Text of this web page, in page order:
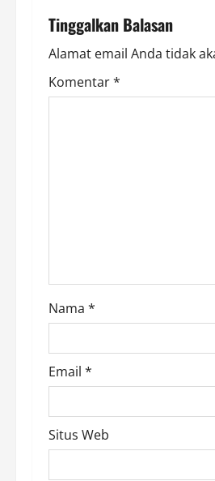
v
i
g
n
Tinggalkan Balasan
Alamat email Anda tidak
Komentar*
Nama *
Email *
Situs Web